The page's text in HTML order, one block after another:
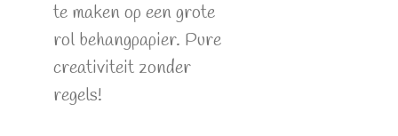
te maken op een grote
rol behangpapier. Pure
creativiteit zonder
regels!